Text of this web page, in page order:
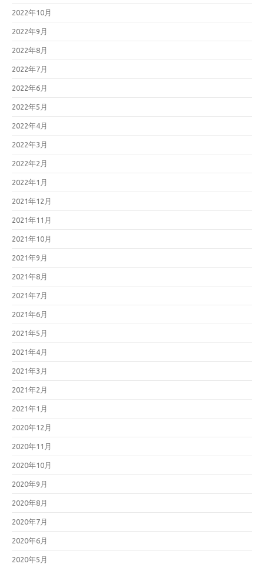
2022年10月
2022年9月
2022年8月
2022年7月
2022年6月
2022年5月
2022年4月
2022年3月
2022年2月
2022年1月
2021年12月
2021年11月
2021年10月
2021年9月
2021年8月
2021年7月
2021年6月
2021年5月
2021年4月
2021年3月
2021年2月
2021年1月
2020年12月
2020年11月
2020年10月
2020年9月
2020年8月
2020年7月
2020年6月
2020年5月